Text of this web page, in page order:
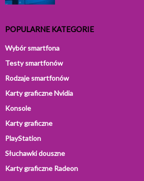
POPULARNE KATEGORIE
Wybór smartfona
Testy smartfonów
Rodzaje smartfonów
Karty graficzne Nvidia
Konsole
Karty graficzne
PlayStation
Słuchawki douszne
Karty graficzne Radeon